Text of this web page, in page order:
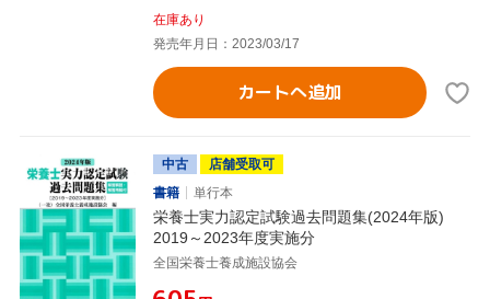
在庫あり
発売年月日：2023/03/17
カートへ追加
中古
店舗受取可
書籍
単行本
栄養士実力認定試験過去問題集(2024年版)
2019～2023年度実施分
全国栄養士養成施設協会